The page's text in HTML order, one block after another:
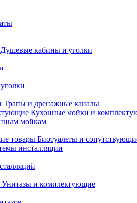
Душевые кабины и уголки
Трапы и дренажные каналы
Кухонные мойки и
мойкам
Биотуалеты и
инсталляции
Унитазы и комплектующие